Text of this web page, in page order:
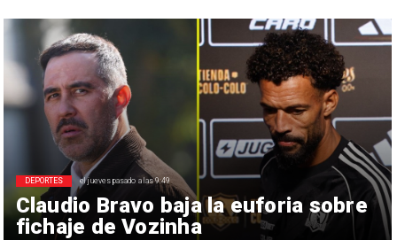
Claudio Bravo baja la euforia sobre
fichaje de Vozinha
DEPORTES el jueves pasado a las 9:49